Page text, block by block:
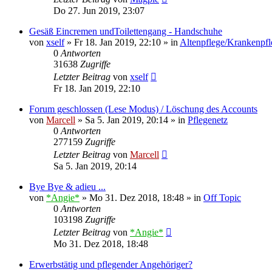
Do 27. Jun 2019, 23:07
Gesäß Eincremen undToilettengang - Handschuhe
von xself» Fr 18. Jan 2019, 22:10 » in Altenpflege/
0 Antworten
31638 Zugriffe
Letzter Beitrag von xself
Fr 18. Jan 2019, 22:10
Forum geschlossen (Lese Modus) / Löschung des Accounts
von Marcell » Sa 5. Jan 2019, 20:14 » in Pflegenetz
0 Antworten
277159 Zugriffe
Letzter Beitrag von Marcell
Sa 5. Jan 2019, 20:14
Bye Bye & adieu ...
von *Angie* » Mo 31. Dez 2018, 18:48 » in Off Topic
0 Antworten
103198 Zugriffe
Letzter Beitrag von *Angie*
Mo 31. Dez 2018, 18:48
Erwerbstätig und pflegender Angehöriger?